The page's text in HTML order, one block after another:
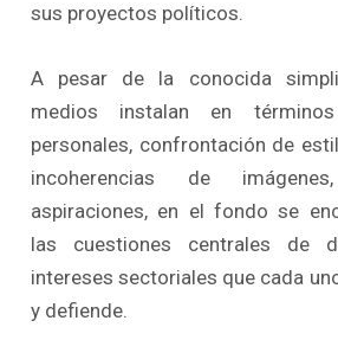
sus proyectos políticos.
A pesar de la conocida
medios instalan en
personales, confrontación de
incoherencias de
aspiraciones, en el fondo se
las cuestiones centrales de
intereses sectoriales que cada
y defiende.